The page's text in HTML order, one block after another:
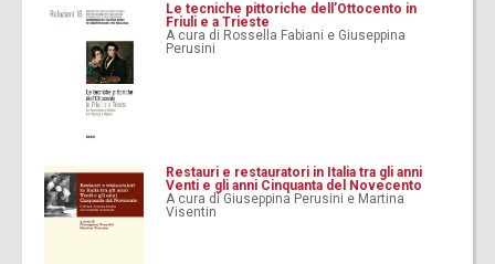
Le tecniche pittoriche dell’Ottocento in
Friuli e a Trieste
A cura di Rossella Fabiani e Giuseppina
Perusini
Restauri e restauratori in Italia tra gli anni
Venti e gli anni Cinquanta del Novecento
A cura di Giuseppina Perusini e Martina
Visentin